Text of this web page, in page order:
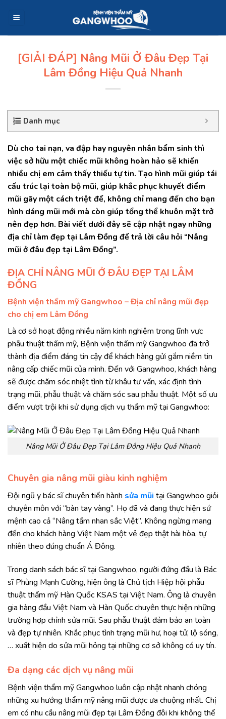
[GIẢI ĐÁP] Nâng Mũi Ở Đâu Đẹp Tại
Lâm Đồng Hiệu Quả Nhanh
Danh mục
Dù cho tai nạn, va đập hay nguyên nhân bẩm sinh thì
việc sở hữu một chiếc mũi không hoàn hảo sẽ khiến
nhiều chị em cảm thấy thiếu tự tin. Tạo hình mũi giúp tái
cấu trúc lại toàn bộ mũi, giúp khắc phục khuyết điểm
mũi gãy một cách triệt để, không chỉ mang đến cho bạn
hình dáng mũi mới mà còn giúp tổng thể khuôn mặt trở
nên đẹp hơn. Bài viết dưới đây sẽ cập nhật ngay những
địa chỉ làm đẹp tại Lâm Đồng để trả lời câu hỏi “Nâng
mũi ở đâu đẹp tại Lâm Đồng”.
ĐỊA CHỈ NÂNG MŨI Ở ĐÂU ĐẸP TẠI LÂM
ĐỒNG
Bệnh viện thẩm mỹ Gangwhoo – Địa chỉ nâng mũi đẹp
cho chị em Lâm Đồng
Là cơ sở hoạt động nhiều năm kinh nghiệm trong lĩnh vực
phẫu thuật thẩm mỹ, Bệnh viện thẩm mỹ Gangwhoo đã trở
thành địa điểm đáng tin cậy để khách hàng gửi gắm niềm tin
nâng cấp chiếc mũi của mình. Đến với Gangwhoo, khách hàng
sẽ được chăm sóc nhiệt tình từ khâu tư vấn, xác định tình
trạng mũi, phẫu thuật và chăm sóc sau phẫu thuật. Một số ưu
điểm vượt trội khi sử dụng dịch vụ thẩm mỹ tại Gangwhoo:
Nâng Mũi Ở Đâu Đẹp Tại Lâm Đồng Hiệu Quả Nhanh
Chuyên gia nâng mũi giàu kinh nghiệm
Đội ngũ y bác sĩ chuyên tiến hành sửa mũi tại Gangwhoo giỏi
chuyên môn với “bàn tay vàng”. Họ đã và đang thực hiện sứ
mệnh cao cả “Nâng tầm nhan sắc Việt”. Không ngừng mang
đến cho khách hàng Việt Nam một vẻ đẹp thật hài hòa, tự
nhiên theo đúng chuẩn Á Đông.
Trong danh sách bác sĩ tại Gangwhoo, người đứng đầu là Bác
sĩ Phùng Mạnh Cường, hiện ông là Chủ tịch Hiệp hội phẫu
thuật thẩm mỹ Hàn Quốc KSAS tại Việt Nam. Ông là chuyên
gia hàng đầu Việt Nam và Hàn Quốc chuyên thực hiện những
trường hợp chỉnh sửa mũi. Sau phẫu thuật đảm bảo an toàn
và đẹp tự nhiên. Khắc phục tình trạng mũi hư, hoại tử, lộ sóng,
… xuất hiện do sửa mũi hỏng tại những cơ sở không có uy tín.
Đa dạng các dịch vụ nâng mũi
Bệnh viện thẩm mỹ Gangwhoo luôn cập nhật nhanh chóng
những xu hướng thẩm mỹ nâng mũi được ưa chuộng nhất. Chị
em có nhu cầu nâng mũi đẹp tại Lâm Đồng đôi khi không thể